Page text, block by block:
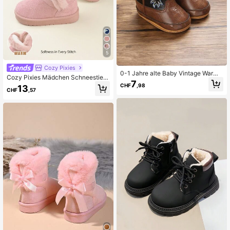
5
Cozy Pixies
Cozy Pixies Mädchen Schneestiefe
l Rosa Modisch Design, , Gemütlich
und warm
CHF13 ,57
0-1 Jahre alte Baby Vintage Warm
Stiefel, Winter
CHF7 ,98